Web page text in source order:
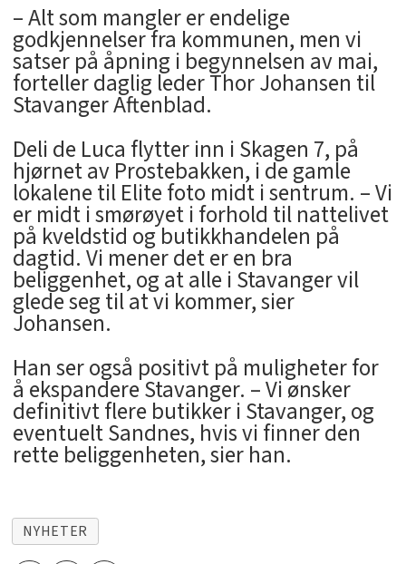
– Alt som mangler er endelige
godkjennelser fra kommunen, men vi
satser på åpning i begynnelsen av mai,
forteller daglig leder Thor Johansen til
Stavanger Aftenblad.
Deli de Luca flytter inn i Skagen 7, på
hjørnet av Prostebakken, i de gamle
lokalene til Elite foto midt i sentrum. – Vi
er midt i smørøyet i forhold til nattelivet
på kveldstid og butikkhandelen på
dagtid. Vi mener det er en bra
beliggenhet, og at alle i Stavanger vil
glede seg til at vi kommer, sier
Johansen.
Han ser også positivt på muligheter for
å ekspandere Stavanger. – Vi ønsker
definitivt flere butikker i Stavanger, og
eventuelt Sandnes, hvis vi finner den
rette beliggenheten, sier han.
NYHETER